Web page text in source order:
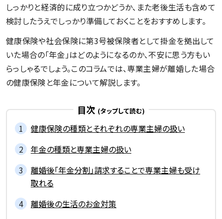
しっかりと経済的に成り立つかどうか、また老後生活も含めて
検討したうえでしっかり準備しておくことをおすすめします。
健康保険や社会保険に第3号被保険者として掛金を拠出して
いた場合の「年金」はどのようになるのか、不安に思う方もい
らっしゃるでしょう。このコラムでは、専業主婦が離婚した場合
の健康保険と年金について解説します。
目次
健康保険の種類とそれぞれの専業主婦の扱い
年金の種類と専業主婦の扱い
離婚後「年金分割」請求することで専業主婦も受け
取れる
離婚後の生活のお金対策